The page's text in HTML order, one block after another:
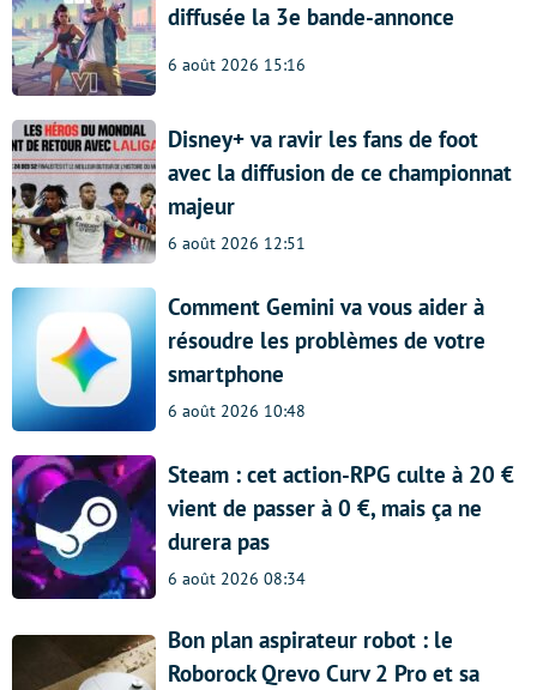
diffusée la 3e bande-annonce
6 août 2026 15:16
Disney+ va ravir les fans de foot
avec la diffusion de ce championnat
majeur
6 août 2026 12:51
Comment Gemini va vous aider à
résoudre les problèmes de votre
smartphone
6 août 2026 10:48
Steam : cet action-RPG culte à 20 €
vient de passer à 0 €, mais ça ne
durera pas
6 août 2026 08:34
Bon plan aspirateur robot : le
Roborock Qrevo Curv 2 Pro et sa